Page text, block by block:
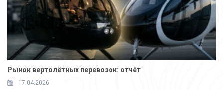
Рынок вертолётных перевозок: отчёт
17.04.2026